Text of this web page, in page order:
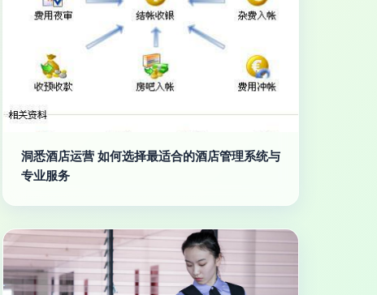
洞悉酒店运营 如何选择最适合的酒店管理系统与
专业服务